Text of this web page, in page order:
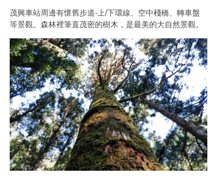
茂興車站周邊有懷舊步道-上/下環線、空中棧橋、轉車盤
等景觀。森林裡筆直茂密的樹木，是最美的大自然景觀。